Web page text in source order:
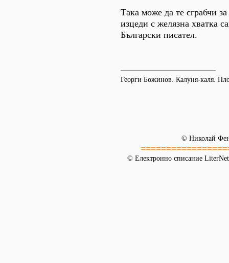
Така може да те сграбчи
изцеди с желязна хватка
Български писател.
Георги Божинов. Калуня-каля.
© Николай
© Електронно списание